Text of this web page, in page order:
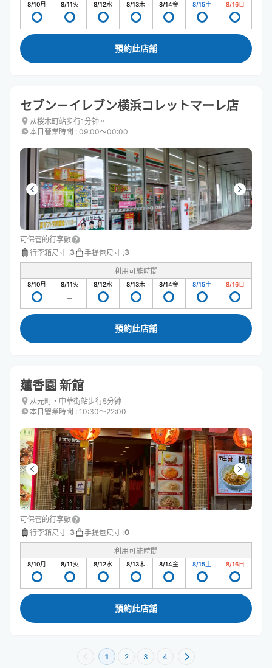
8/10月 8/11火 8/12水 8/13木 8/14金 8/15土 8/16日
預約此店舖
セブン－イレブン横浜コレットマーレ店
从桜木町站步行1分钟。
本日營業時間 : 09:00〜00:00
可保管的行李數
行李箱尺寸 :3 手提包尺寸 :3
利用可能時間
8/10月 8/11火 8/12水 8/13木 8/14金 8/15土 8/16日
預約此店舖
蓮香園 新館
从元町・中華街站步行5分钟。
本日營業時間 : 10:30〜22:00
可保管的行李數
行李箱尺寸 :3 手提包尺寸 :0
利用可能時間
8/10月 8/11火 8/12水 8/13木 8/14金 8/15土 8/16日
預約此店舖
1 2 3 4